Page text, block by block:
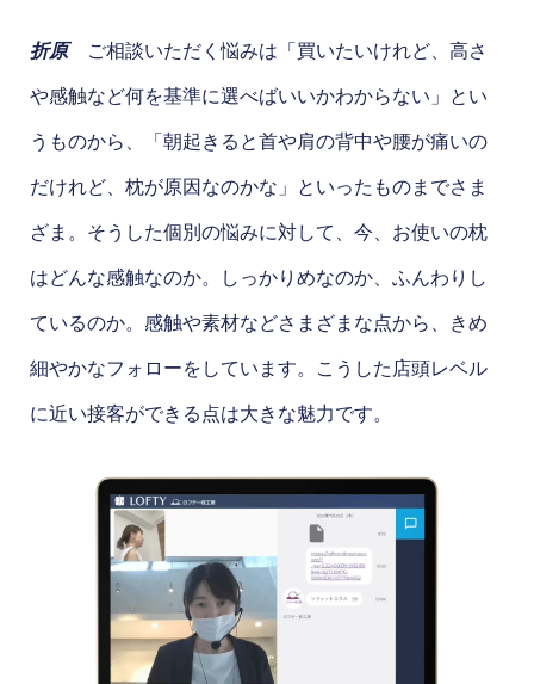
折原 ご相談いただく悩みは「買いたいけれど、高さ
や感触など何を基準に選べばいいかわからない」とい
うものから、「朝起きると首や肩の背中や腰が痛いの
だけれど、枕が原因なのかな」といったものまでさま
ざま。そうした個別の悩みに対して、今、お使いの枕
はどんな感触なのか。しっかりめなのか、ふんわりし
ているのか。感触や素材などさまざまな点から、きめ
細やかなフォローをしています。こうした店頭レベル
に近い接客ができる点は大きな魅力です。